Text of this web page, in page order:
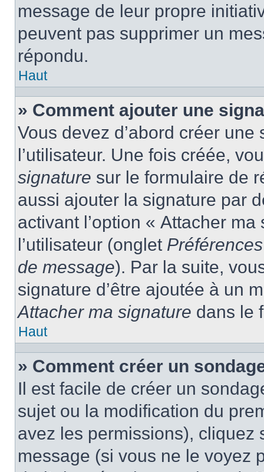
message de leur propre
peuvent pas supprimer un
répondu.
Haut
» Comment ajouter une
Vous devez d’abord créer
l’utilisateur. Une fois créée,
signature sur le formulaire de
aussi ajouter la signature par
activant l’option « Attacher
l’utilisateur (onglet
de message). Par la suite,
signature d’être ajoutée à un
Attacher ma signature dans le
Haut
» Comment créer un
Il est facile de créer un
sujet ou la modification du
avez les permissions), cliquez
message (si vous ne le voyez